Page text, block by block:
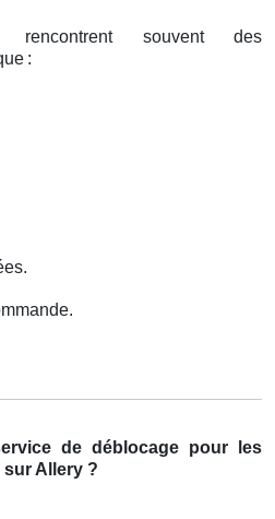
souvent des
:
de déblocage pour les
sur Allery ?